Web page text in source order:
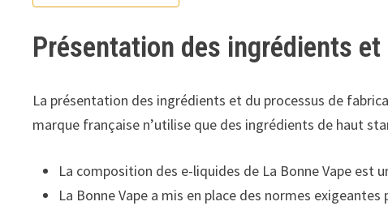
Présentation des ingrédients
La présentation des ingrédients et du processus de
marque française n’utilise que des ingrédients de haut
La composition des e-liquides de La Bonne Vape est
La Bonne Vape a mis en place des normes